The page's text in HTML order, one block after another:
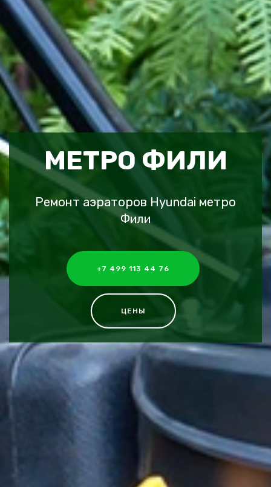
МЕТРО ФИЛИ
Ремонт аэраторов Hyundai метро
Фили
+7 499 113 44 76
ЦЕНЫ